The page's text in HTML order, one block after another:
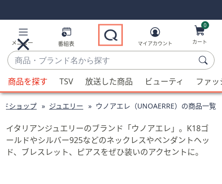
Links
Links2
メニュー 番組表
商
品・
ブ
ラ
ン
名
か
ら
候
補
利
用
可
能
な
マイアカウント
0
カート
商品を探す TSV 放送した商品 ビューティ ファ
ドショップ ジュエリー ウノアエレ（UNOAERRE）の商品一覧
イタリアンジュエリーのブランド「ウノアエレ」。K18ゴ
ールドやシルバー925などのネックレスやペンダントヘッ
ド、ブレスレット、ピアスをぜひ装いのアクセントに。